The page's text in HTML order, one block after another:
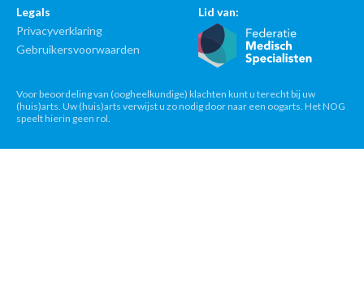
Legals
Privacyverklaring
Gebruikersvoorwaarden
Lid van:
Voor beoordeling van (oogheelkundige) klachten kunt u terecht bij uw
(huis)arts. Uw (huis)arts verwijst u zo nodig door naar een oogarts. Het NOG
speelt hierin geen rol.